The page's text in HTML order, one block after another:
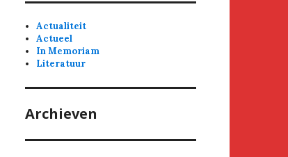
Actualiteit
Actueel
In Memoriam
Literatuur
Archieven